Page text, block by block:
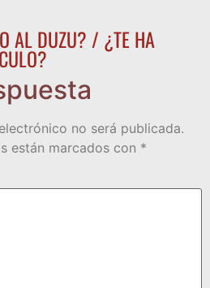
AL DUZU? / ¿TE HA
no será publicada.
están marcados con *